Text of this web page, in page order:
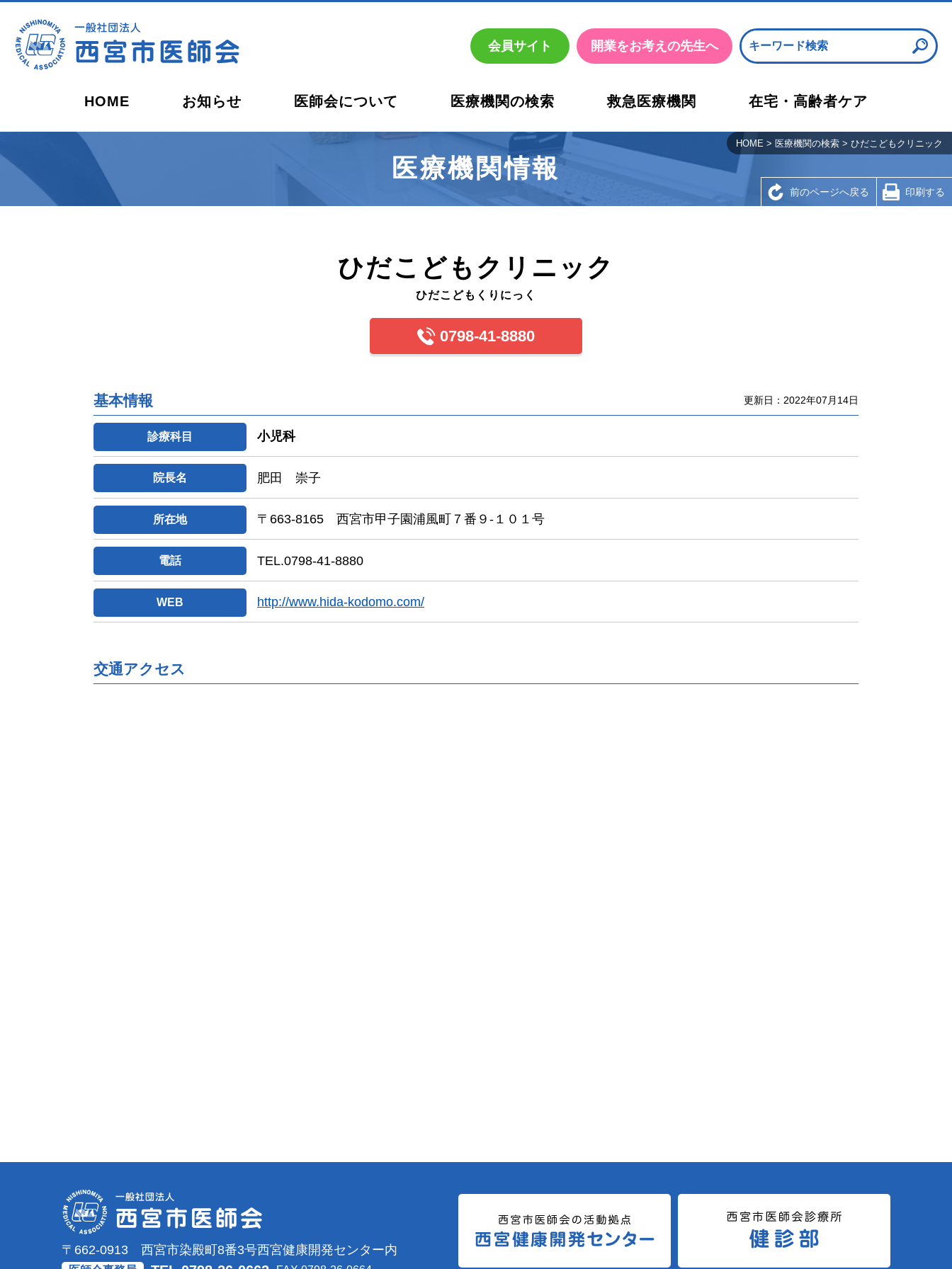
会員サイト
HOME お知らせ 医師会について
開業をお考えの先生方へ 活動内容 沿革・概要・アクセス
西宮健康開発センター 西宮市医師会診療所 健診部 西宮市医師会診療所 臨床検査部 西宮市医師会看護専門学校
医療機関の検索 救急医療機関
休日・夜間の救急当番 休日・夜間の医療機関名簿 西宮市応急診療所
在宅・高齢者ケア
開業をお考えの先生へ
HOME > 医療機関の検索 > ひだこどもクリニック
医療機関情報
前のページへ戻る 印刷する
ひだこどもクリニック
ひだこどもくりにっく
0798-41-8880
基本情報 更新日：2022年07月14日
診療科目 小児科
院長名 肥田 崇子
所在地 〒663-8165 西宮市甲子園浦風町７番９-１０１号
電話 TEL.0798-41-8880
WEB http://www.hida-kodomo.com/
交通アクセス
〒662-0913 西宮市染殿町8番3号西宮健康開発センター内